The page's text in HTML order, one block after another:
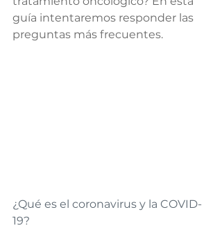
guía intentaremos responder las
preguntas más frecuentes.
¿Qué es el coronavirus y la COVID-
19?